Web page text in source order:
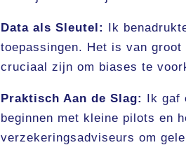
Data als Sleutel: Ik
toepassingen. Het is van
cruciaal zijn om biases te
Praktisch Aan de Slag: Ik gaf
beginnen met kleine pilots en
verzekeringsadviseurs om